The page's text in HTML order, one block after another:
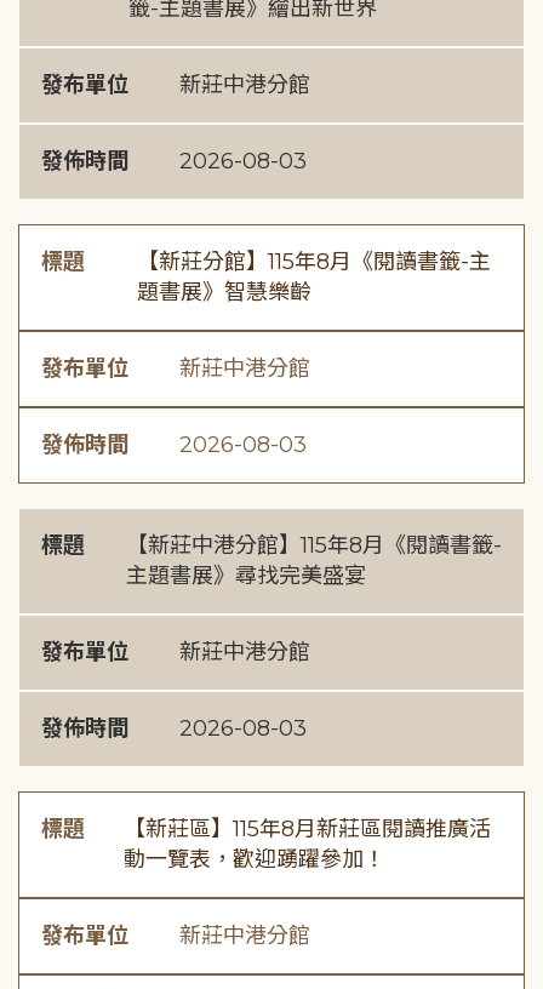
籤-主題書展》繪出新世界
發布單位 新莊中港分館
發佈時間 2026-08-03
標題
【新莊分館】115年8月《閱讀書籤-主
題書展》智慧樂齡
發布單位 新莊中港分館
發佈時間 2026-08-03
標題
【新莊中港分館】115年8月《閱讀書籤-
主題書展》尋找完美盛宴
發布單位 新莊中港分館
發佈時間 2026-08-03
標題
【新莊區】115年8月新莊區閱讀推廣活
動一覽表，歡迎踴躍參加！
發布單位 新莊中港分館